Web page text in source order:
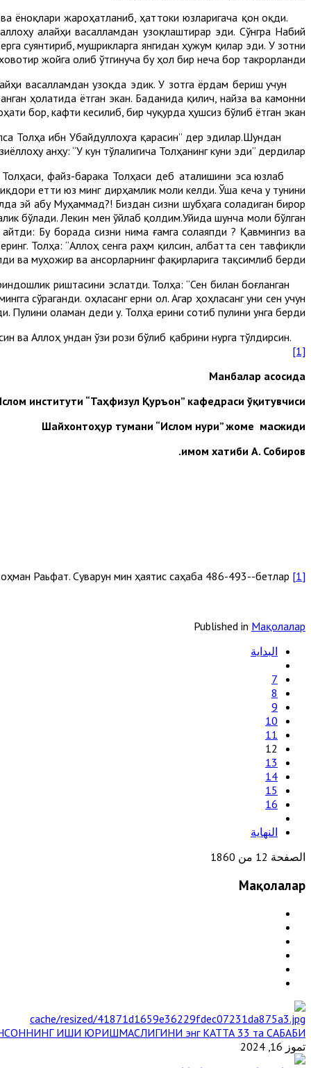
ёноқлари жароҳатланиб, ҳаттоки юзларигача қон оқди.
алайҳи васалламдан узоқлаштирар эди. Сўнгра Набий
суянтириб, мушрикларга янгидан ҳужум қилар эди. У зотни
жойга олиб ўтгинуча бу ҳол бир неча бор такрорланди.
васалламдан узоқда эдик. У зотга ёрдам бериш учун
ҳолатида ётган экан. Баданида қилич, найза ва камонни
бор, кафти кесилиб, бир чуқурда ҳушсиз бўлиб ётган экан.
Толҳа ибн Убайдуллоҳга қарасин” дер эдилар.Шундан
анҳу: “У кун тўлалигича Толҳанинг куни эди” дердилар.
файз-барака Толҳаси деб аталишини эса юзлаб
етти юз минг дирҳамлик моли келди. Ўша кеча у тунини
эй абу Муҳаммад?! Биздан сизни шубҳага соладиган бирор
бўлади. Лекин мен ўйлаб қолдим.Уйида шунча моли бўлган
Бу борада сизни нима ғамга солаяпди ? Қавмингиз ва
Толҳа: “Аллоҳ сенга раҳм қилсин, албатта сен тавфиқли
ва муҳожир ва ансорларнинг фақирларига тақсимлиб берди.
риштасини эслатди. Толҳа: “Сен билан боғланган
сўраганди. Ҳоҳласанг ерни ол. Агар ҳоҳласанг уни сен учун
Пулини оламан деди у. Толҳа ерини сотиб пулини унга берди.
[1]
Манбалар асосида
институти “Таҳфизул Қуръон” кафедраси ўқитувчиси,
Шайхонтоҳур тумани “Ислом нури” жоме масжиди
имом хатиби А. Собиров.
[1]
Published in Мақолалар
البداية
7
8
9
10
11
12
13
14
15
16
النهاية
الصفحة 12 من 1860
Мақолалар
ИШИ ЮРИШМАСЛИГИНИ энг КАТТА 33 та САБАБИ
تموز 16, 2024